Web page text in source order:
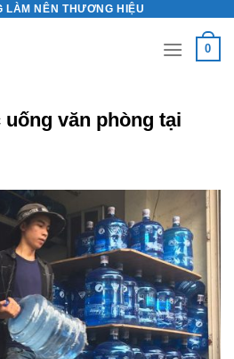
LÀM NÊN THƯƠNG HIỆU
0
văn phòng tại